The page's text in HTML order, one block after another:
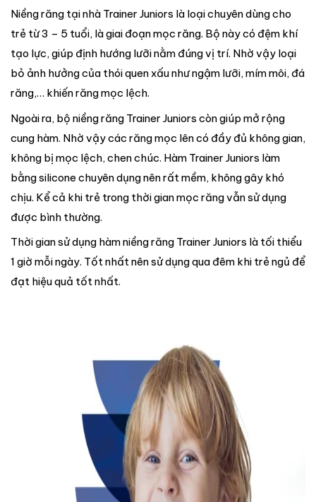
Niềng răng tại nhà Trainer Juniors là loại chuyên dùng cho
trẻ từ 3 – 5 tuổi, là giai đoạn mọc răng. Bộ này có đệm khí
tạo lực, giúp định hướng lưỡi nằm đúng vị trí. Nhờ vậy loại
bỏ ảnh hưởng của thói quen xấu như ngậm lưỡi, mím môi, đá
răng,… khiến răng mọc lệch.
Ngoài ra, bộ niềng răng Trainer Juniors còn giúp mở rộng
cung hàm. Nhờ vậy các răng mọc lên có đầy đủ không gian,
không bị mọc lệch, chen chúc. Hàm Trainer Juniors làm
bằng silicone chuyên dụng nên rất mềm, không gây khó
chịu. Kể cả khi trẻ trong thời gian mọc răng vẫn sử dụng
được bình thường.
Thời gian sử dụng hàm niềng răng Trainer Juniors là tối thiểu
1 giờ mỗi ngày. Tốt nhất nên sử dụng qua đêm khi trẻ ngủ để
đạt hiệu quả tốt nhất.